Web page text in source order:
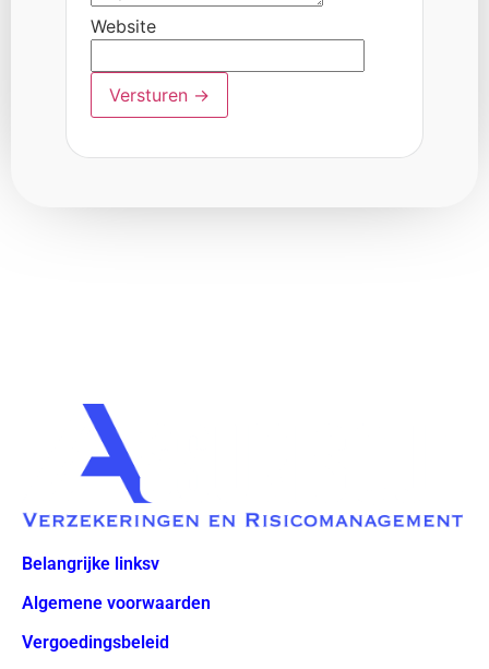
Website
Versturen →
Belangrijke linksv
Algemene voorwaarden
Vergoedingsbeleid